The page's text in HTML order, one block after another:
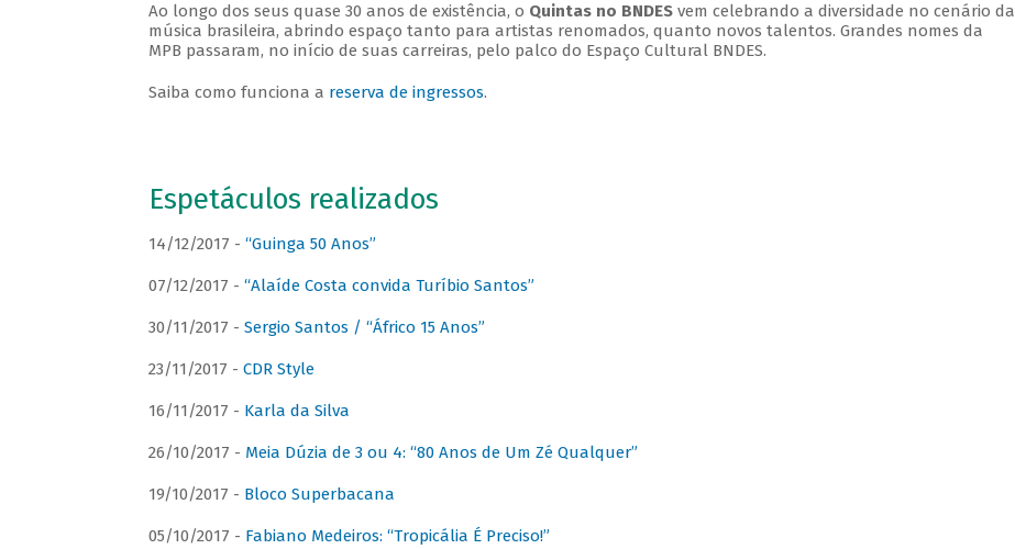
Ao longo dos seus quase 30 anos de existência, o Quintas no BNDESvem celebrando a diversidade no cenário da
música brasileira, abrindo espaço tanto para artistas renomados, quanto novos talentos. Grandes nomes da
MPB passaram, no início de suas carreiras, pelo palco do Espaço Cultural BNDES.
Saiba como funciona a reserva de ingressos.
Espetáculos realizados
14/12/2017 - “Guinga 50 Anos”
07/12/2017 - “Alaíde Costa convida Turíbio Santos”
30/11/2017 - Sergio Santos / “Áfrico 15 Anos”
23/11/2017 - CDR Style
16/11/2017 - Karla da Silva
26/10/2017 - Meia Dúzia de 3 ou 4: “80 Anos de Um Zé Qualquer”
19/10/2017 - Bloco Superbacana
05/10/2017 - Fabiano Medeiros: “Tropicália É Preciso!”